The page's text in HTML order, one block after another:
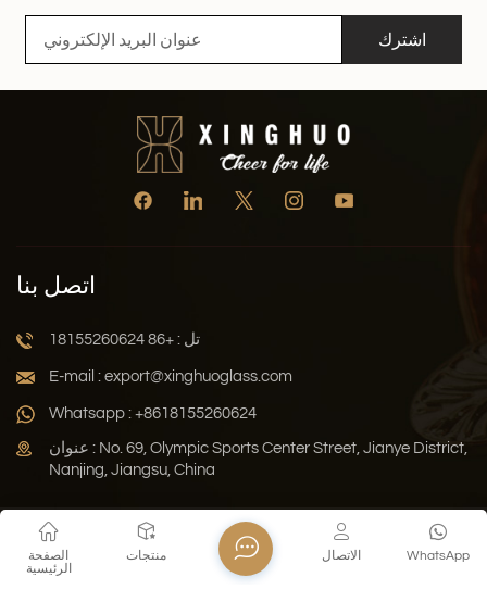
اشترك
اتصل بنا
تل : +86 18155260624
E-mail : export@xinghuoglass.com
Whatsapp : +8618155260624
عنوان : No. 69, Olympic Sports Center Street, Jianye District,
Nanjing, Jiangsu, China
Xml سياسة الخصوصية المدونة
خريطة الموقع
حقوق النشر © 2026 Jiangsu Xinghuo Technology Co., Ltd. جميع
الصفحة
الرئيسية
منتجات WhatsApp الاتصال